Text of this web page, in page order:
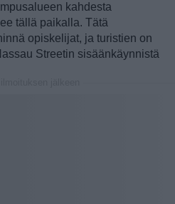
kahdesta
tällä paikalla. Tätä
opiskelijat, ja turistien on
Streetin sisäänkäynnistä